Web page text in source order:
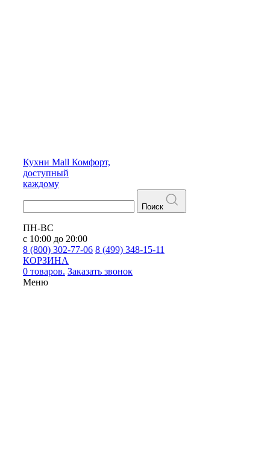
Кухни Mall Комфорт,
доступный
каждому
Поиск
ПН-ВС
с 10:00 до 20:00
8 (800) 302-77-06 8 (499) 348-15-11
КОРЗИНА
0 товаров. Заказать звонок
Меню